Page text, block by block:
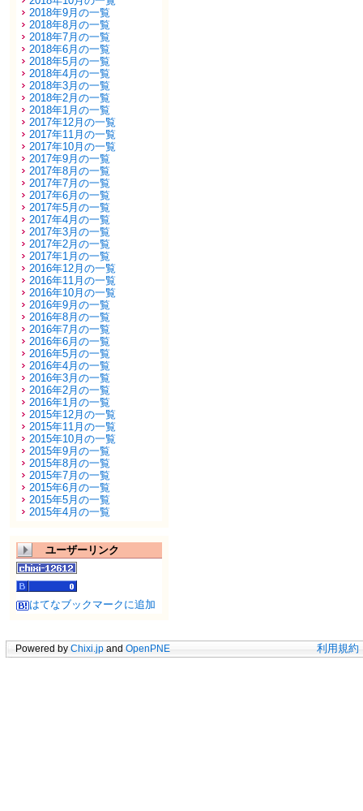
2018年9月の一覧
2018年8月の一覧
2018年7月の一覧
2018年6月の一覧
2018年5月の一覧
2018年4月の一覧
2018年3月の一覧
2018年2月の一覧
2018年1月の一覧
2017年12月の一覧
2017年11月の一覧
2017年10月の一覧
2017年9月の一覧
2017年8月の一覧
2017年7月の一覧
2017年6月の一覧
2017年5月の一覧
2017年4月の一覧
2017年3月の一覧
2017年2月の一覧
2017年1月の一覧
2016年12月の一覧
2016年11月の一覧
2016年10月の一覧
2016年9月の一覧
2016年8月の一覧
2016年7月の一覧
2016年6月の一覧
2016年5月の一覧
2016年4月の一覧
2016年3月の一覧
2016年2月の一覧
2016年1月の一覧
2015年12月の一覧
2015年11月の一覧
2015年10月の一覧
2015年9月の一覧
2015年8月の一覧
2015年7月の一覧
2015年6月の一覧
2015年5月の一覧
2015年4月の一覧
ユーザーリンク
はてなブックマークに追加
Powered by Chixi.jp and OpenPNE 利用規約